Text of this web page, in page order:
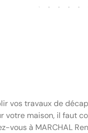
vos travaux de
votre maison, il faut
vous à MARCHAL